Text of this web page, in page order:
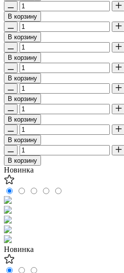
В корзину
В корзину
В корзину
В корзину
В корзину
В корзину
В корзину
В корзину
Новинка
Новинка